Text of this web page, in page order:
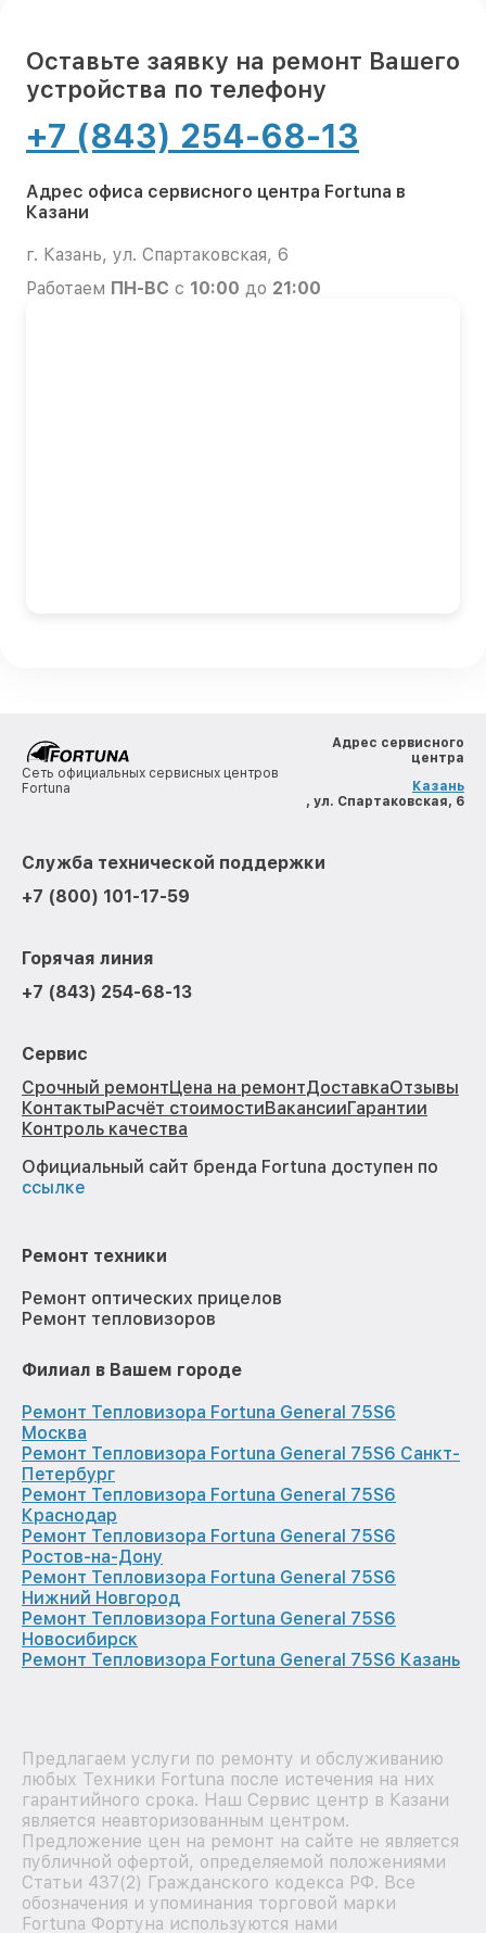
Оставьте заявку на ремонт Вашего
устройства по телефону
+7 (843) 254-68-13
Адрес офиса сервисного центра Fortuna в
Казани
г. Казань, ул. Спартаковская, 6
Работаем ПН-ВС с 10:00 до 21:00
Сеть официальных сервисных центров
Fortuna
Адрес сервисного
центра
Казань
, ул. Спартаковская, 6
Служба технической поддержки
+7 (800) 101-17-59
Горячая линия
+7 (843) 254-68-13
Сервис
Срочный ремонтЦена на ремонтДоставкаОтзывы
КонтактыРасчёт стоимостиВакансииГарантии
Контроль качества
Официальный сайт бренда Fortuna доступен по
ссылке
Ремонт техники
Ремонт оптических прицелов
Ремонт тепловизоров
Филиал в Вашем городе
Ремонт Тепловизора Fortuna General 75S6
Москва
Ремонт Тепловизора Fortuna General 75S6 Санкт-
Петербург
Ремонт Тепловизора Fortuna General 75S6
Краснодар
Ремонт Тепловизора Fortuna General 75S6
Ростов-на-Дону
Ремонт Тепловизора Fortuna General 75S6
Нижний Новгород
Ремонт Тепловизора Fortuna General 75S6
Новосибирск
Ремонт Тепловизора Fortuna General 75S6 Казань
Предлагаем услуги по ремонту и обслуживанию
любых Техники Fortuna после истечения на них
гарантийного срока. Наш Сервис центр в Казани
является неавторизованным центром.
Предложение цен на ремонт на сайте не является
публичной офертой, определяемой положениями
Статьи 437(2) Гражданского кодекса РФ. Все
обозначения и упоминания торговой марки
Fortuna Фортуна используются нами